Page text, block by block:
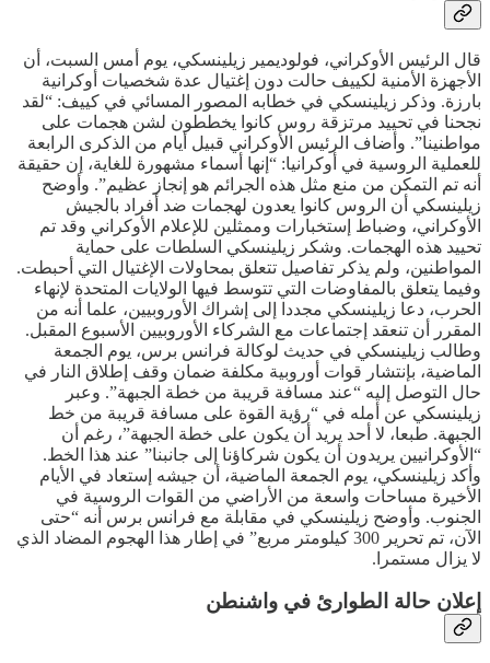
قال الرئيس الأوكراني، فولوديمير زيلينسكي، يوم أمس السبت، أن
الأجهزة الأمنية لكييف حالت دون إغتيال عدة شخصيات أوكرانية
بارزة. وذكر زيلينسكي في خطابه المصور المسائي في كييف: “لقد
نجحنا في تحييد مرتزقة روس كانوا يخططون لشن هجمات على
مواطنينا”. وأضاف الرئيس الأوكراني قبيل أيام من الذكرى الرابعة
للعملية الروسية في أوكرانيا: “إنها أسماء مشهورة للغاية، إن حقيقة
أنه تم التمكن من منع مثل هذه الجرائم هو إنجاز عظيم”. وأوضح
زيلينسكي أن الروس كانوا يعدون لهجمات ضد أفراد بالجيش
الأوكراني، وضباط إستخبارات وممثلين للإعلام الأوكراني وقد تم
تحييد هذه الهجمات. وشكر زيلينسكي السلطات على حماية
المواطنين، ولم يذكر تفاصيل تتعلق بمحاولات الإغتيال التي أحبطت.
وفيما يتعلق بالمفاوضات التي تتوسط فيها الولايات المتحدة لإنهاء
الحرب، دعا زيلينسكي مجددا إلى إشراك الأوروبيين، علما أنه من
المقرر أن تنعقد إجتماعات مع الشركاء الأوروبيين الأسبوع المقبل.
وطالب زيلينسكي في حديث لوكالة فرانس برس، يوم الجمعة
الماضية، بإنتشار قوات أوروبية مكلفة ضمان وقف إطلاق النار في
حال التوصل إليه “عند مسافة قريبة من خطة الجبهة”. وعبر
زيلينسكي عن أمله في “رؤية القوة على مسافة قريبة من خط
الجبهة. طبعا، لا أحد يريد أن يكون على خطة الجبهة”، رغم أن
“الأوكرانيين يريدون أن يكون شركاؤنا إلى جانبنا” عند هذا الخط.
وأكد زيلينسكي، يوم الجمعة الماضية، أن جيشه إستعاد في الأيام
الأخيرة مساحات واسعة من الأراضي من القوات الروسية في
الجنوب. وأوضح زيلينسكي في مقابلة مع فرانس برس أنه “حتى
الآن، تم تحرير 300 كيلومتر مربع” في إطار هذا الهجوم المضاد الذي
لا يزال مستمرا.
إعلان حالة الطوارئ في واشنطن